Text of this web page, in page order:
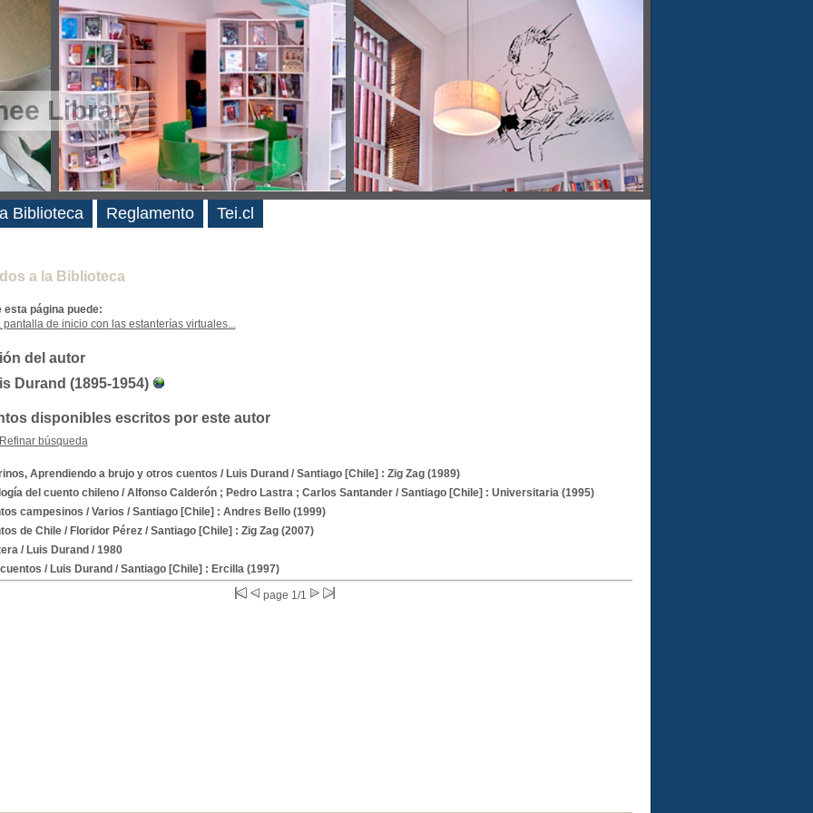
Library
a la Biblioteca
esta página puede:
pantalla de inicio con las estanterías virtuales...
del autor
Durand (1895-1954)
disponibles escritos por este autor
Refinar búsqueda
Aprendiendo a brujo y otros cuentos / Luis Durand / Santiago [Chile] : Zig Zag (1989)
del cuento chileno/ Alfonso Calderón ; Pedro Lastra ; Carlos Santander/ Santiago [Chile] : Universitaria (1995)
campesinos / Varios / Santiago [Chile] : Andres Bello (1999)
de Chile/ Floridor Pérez/ Santiago [Chile] : Zig Zag (2007)
/ Luis Durand / 1980
/ Luis Durand / Santiago [Chile] : Ercilla (1997)
page 1/1
Biblioteca Reglamento Tei.cl